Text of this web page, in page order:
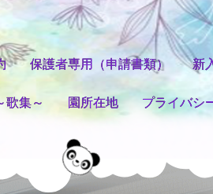
保護者専用（申請書類） 新
歌集～ 園所在地 プライバシ